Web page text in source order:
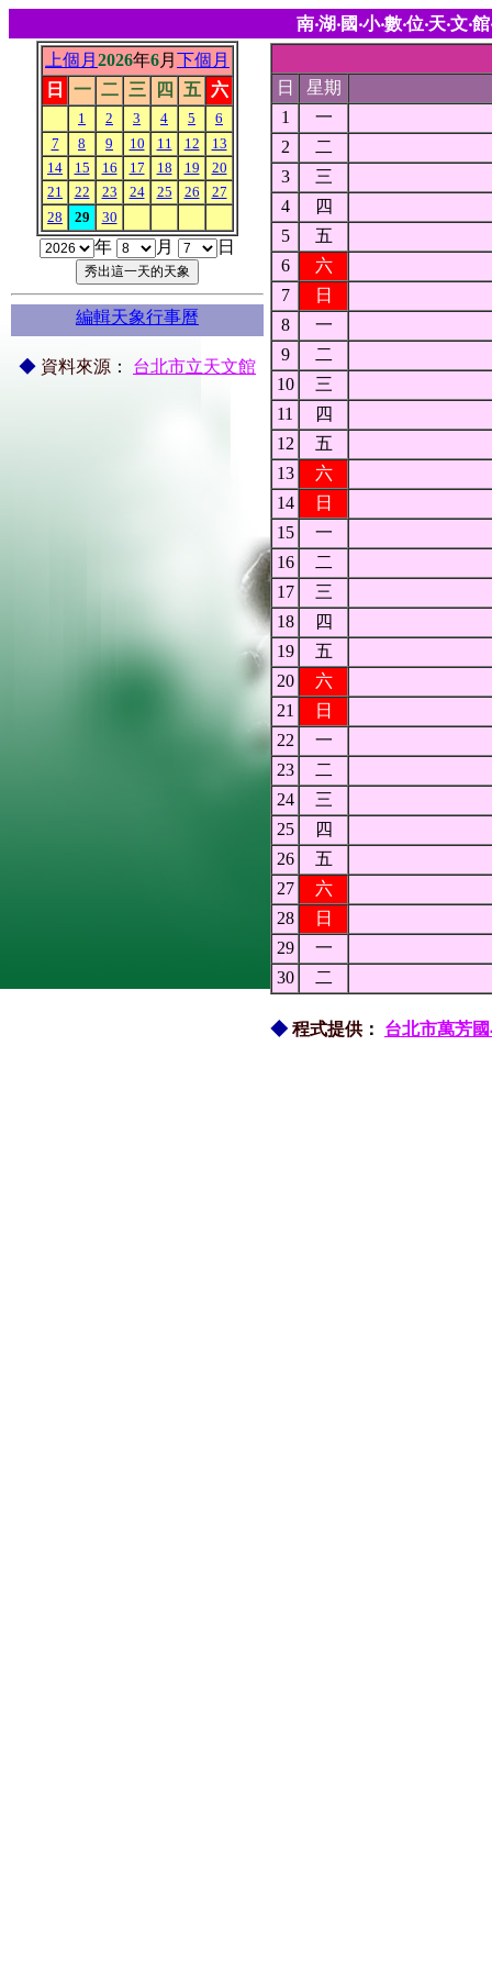
南‧湖‧國‧小‧數‧位‧天‧文‧
上個月 2026年6月 下個月
日
一 二 三 四 五 六
1 2 3 4 5
6
7
8 9 10 11 12
13
14
15 16 17 18 19
20
21
22 23 24 25 26
27
28
29 30
年 月 日
編輯天象行事曆
◆ 資料來源 ： 台北市立天文館
日
星期
1
一
2
二
3
三
4
四
5
五
6
六
7
日
8
一
9
二
10
三
11
四
12
五
13
六
14
日
15
一
16
二
17
三
18
四
19
五
20
六
21
日
22
一
23
二
24
三
25
四
26
五
27
六
28
日
29
一
30
二
◆ 程式提供： 台北市萬芳